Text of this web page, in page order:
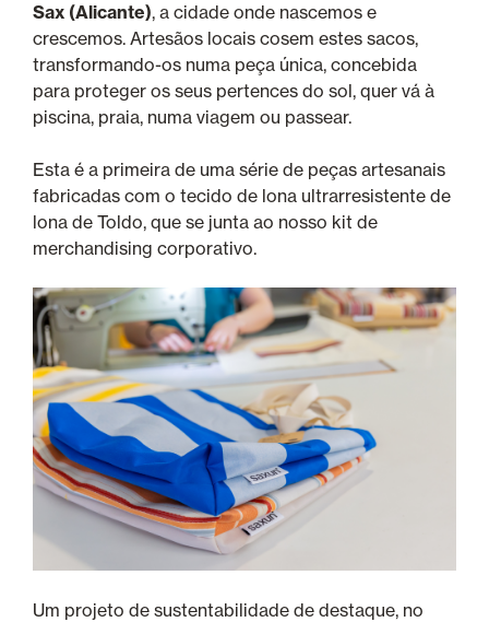
Sax (Alicante), a cidade onde nascemos e
crescemos. Artesãos locais cosem estes sacos,
transformando-os numa peça única, concebida
para proteger os seus pertences do sol, quer vá à
piscina, praia, numa viagem ou passear.
Esta é a primeira de uma série de peças artesanais
fabricadas com o tecido de lona ultrarresistente de
lona de Toldo, que se junta ao nosso kit de
merchandising corporativo.
Um projeto de sustentabilidade de destaque, no